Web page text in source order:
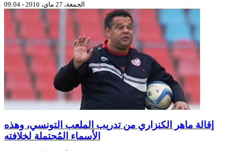
الجمعة، 27 ماي، 2016 - 09:04
إقالة ماهر الكنزاري من تدريب الملعب التونسي، وهذه
الأسماء المُحتملة لخلافته